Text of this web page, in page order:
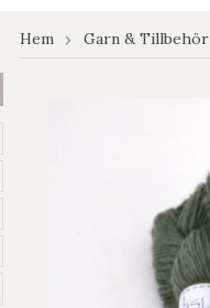
Hem Garn & Tillbehör